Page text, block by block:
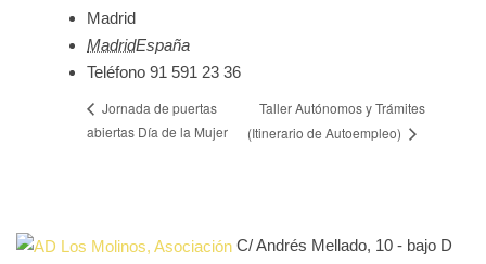
Madrid
MadridEspaña
Teléfono 91 591 23 36
Jornada de puertas
abiertas Día de la Mujer
Taller Autónomos y Trámites
(Itinerario de Autoempleo)
C/ Andrés Mellado, 10 - bajo D